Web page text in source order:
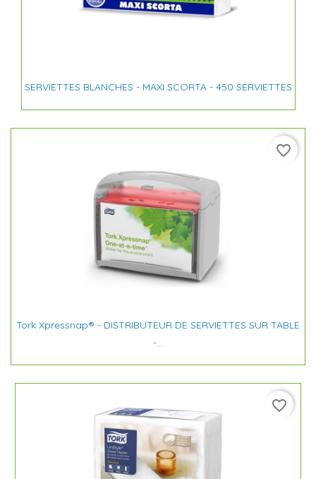
SERVIETTES BLANCHES - MAXI SCORTA - 450 SERVIETTES
Tork Xpressnap® - DISTRIBUTEUR DE SERVIETTES SUR TABLE
-...
favorite_border
favorite_border